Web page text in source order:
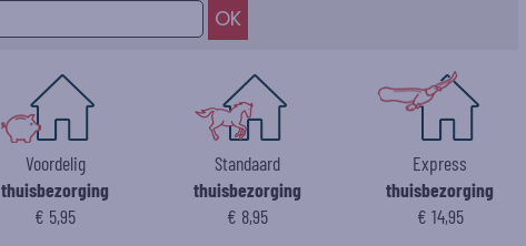
Voordelig
thuisbezorging
€ 5,95
Standaard
thuisbezorging
€ 8,95
Express
thuisbezorging
€ 14,95